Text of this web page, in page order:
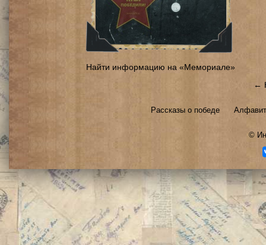
Найти информацию на «Мемориале»
←
Рассказы о победе
©